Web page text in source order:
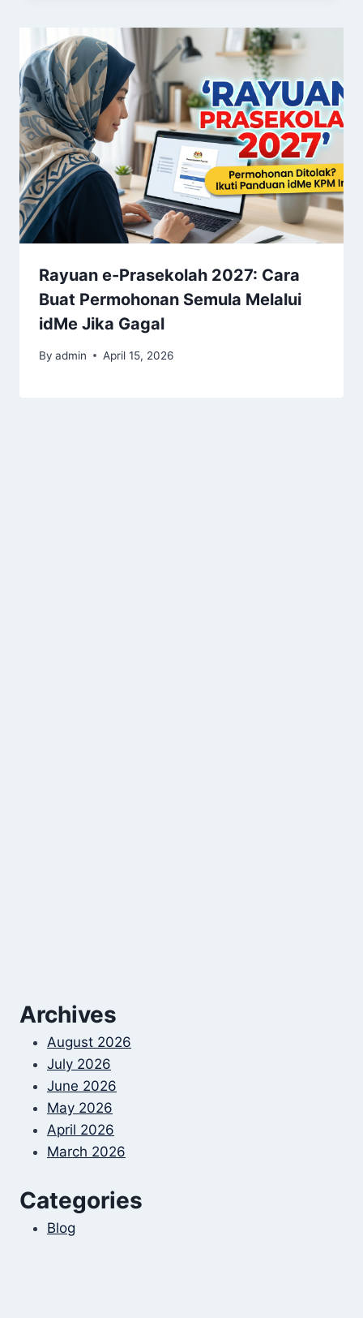
Rayuan e-Prasekolah 2027: Cara
Buat Permohonan Semula Melalui
idMe Jika Gagal
By admin April 15, 2026
Archives
August 2026
July 2026
June 2026
May 2026
April 2026
March 2026
Categories
Blog